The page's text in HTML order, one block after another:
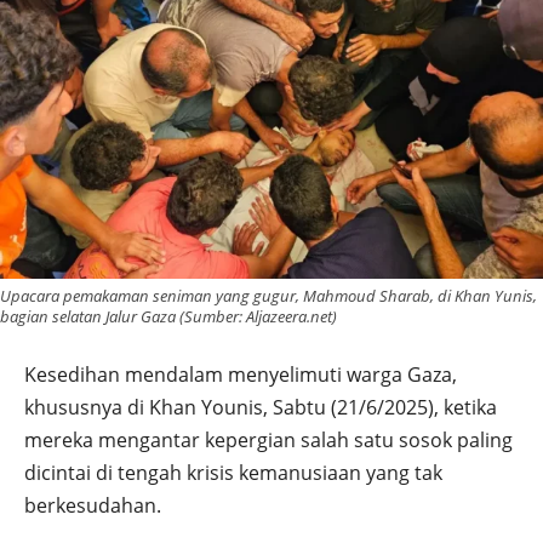
Upacara pemakaman seniman yang gugur, Mahmoud Sharab, di Khan Yunis,
bagian selatan Jalur Gaza (Sumber: Aljazeera.net)
Kesedihan mendalam menyelimuti warga Gaza,
khususnya di Khan Younis, Sabtu (21/6/2025), ketika
mereka mengantar kepergian salah satu sosok paling
dicintai di tengah krisis kemanusiaan yang tak
berkesudahan.